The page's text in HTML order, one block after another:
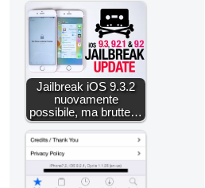
Jailbreak iOS 9.3.2
nuovamente
possibile, ma brutte…